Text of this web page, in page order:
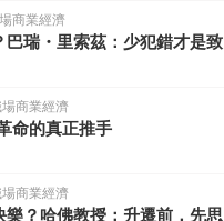
商業經濟
巴瑞・里索茲：少犯錯才是致
商業經濟
命的真正推手
商業經濟
樂？哈佛教授：升遷前，先思